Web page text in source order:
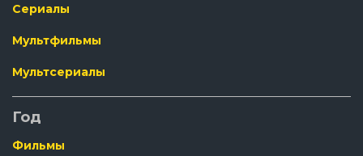
Сериалы
Мультфильмы
Мультсериалы
Год
Фильмы